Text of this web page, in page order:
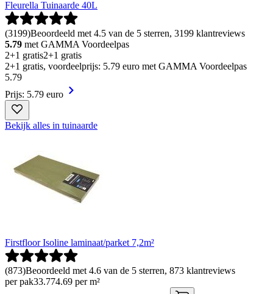
Fleurella Tuinaarde 40L
(3199)Beoordeeld met 4.5 van de 5 sterren, 3199 klantreviews
5.79 met GAMMA Voordeelpas
2+1 gratis2+1 gratis
2+1 gratis, voordeelprijs: 5.79 euro met GAMMA Voordeelpas
5.79
Prijs: 5.79 euro
Bekijk alles in tuinaarde
Firstfloor Isoline laminaat/parket 7,2m²
(873)Beoordeeld met 4.6 van de 5 sterren, 873 klantreviews
per pak33.774.69 per m²